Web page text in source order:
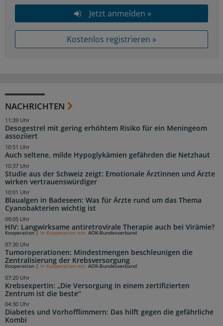
Jetzt anmelden »
Kostenlos registrieren »
NACHRICHTEN
Desogestrel mit gering erhöhtem Risiko für ein Meningeom
assoziiert
11:39 Uhr
Auch seltene, milde Hypoglykämien gefährden die Netzhaut
10:51 Uhr
Studie aus der Schweiz zeigt: Emotionale Ärztinnen und Ärzte
wirken vertrauenswürdiger
10:37 Uhr
Blaualgen in Badeseen: Was für Ärzte rund um das Thema
Cyanobakterien wichtig ist
10:01 Uhr
HIV: Langwirksame antiretrovirale Therapie auch bei Virämie?
09:05 Uhr
Tumoroperationen: Mindestmengen beschleunigen die
Zentralisierung der Krebsversorgung
Kooperation| In Kooperation mit: AOK-Bundesverband
07:30 Uhr
Krebsexpertin: „Die Versorgung in einem zertifizierten
Zentrum ist die beste“
Kooperation | In Kooperation mit: AOK-Bundesverband
07:20 Uhr
Diabetes und Vorhofflimmern: Das hilft gegen die gefährliche
Kombi
04:30 Uhr